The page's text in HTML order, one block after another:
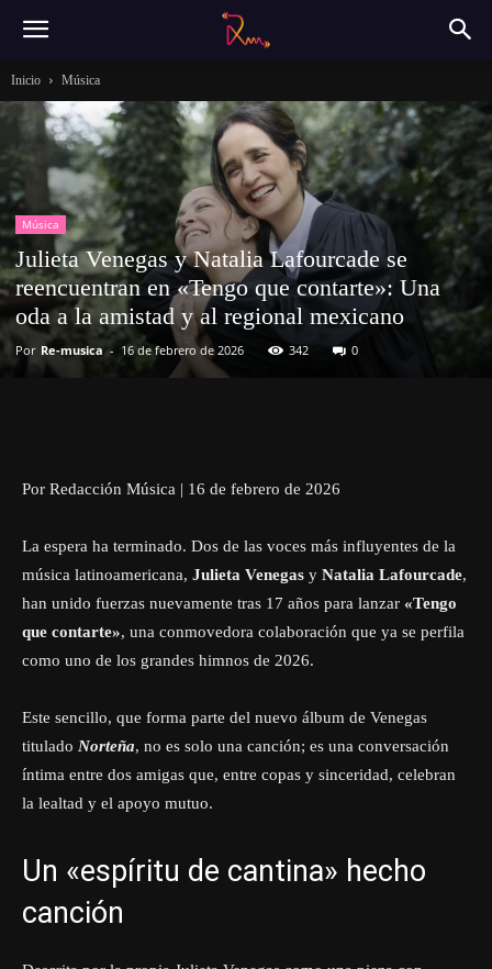
Inicio Música
Música
Julieta Venegas y Natalia Lafourcade se
reencuentran en «Tengo que contarte»: Una
oda a la amistad y al regional mexicano
Por Re-musica - 16 de febrero de 2026 342 0
Por Redacción Música | 16 de febrero de 2026
La espera ha terminado. Dos de las voces más influyentes de la
música latinoamericana, Julieta Venegas y Natalia Lafourcade,
han unido fuerzas nuevamente tras 17 años para lanzar «Tengo
que contarte», una conmovedora colaboración que ya se perfila
como uno de los grandes himnos de 2026.
Este sencillo, que forma parte del nuevo álbum de Venegas
titulado Norteña, no es solo una canción; es una conversación
íntima entre dos amigas que, entre copas y sinceridad, celebran
la lealtad y el apoyo mutuo.
Un «espíritu de cantina» hecho
canción